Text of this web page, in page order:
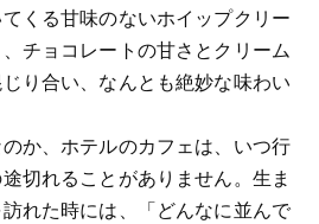
くる甘味のないホイップクリー
チョコレートの甘さとクリーム
り合い、なんとも絶妙な味わい
か、ホテルのカフェは、いつ行
切れることがありません。生ま
れた時には、「どんなに並んで